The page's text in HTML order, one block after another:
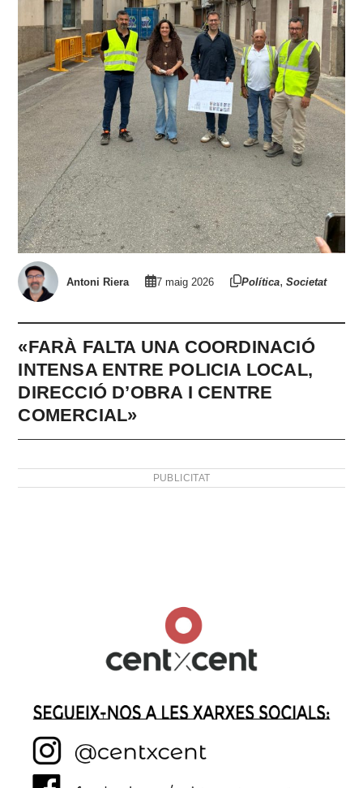
Antoni Riera 7 maig 2026 Política,Societat
«FARÀ FALTA UNA COORDINACIÓ
INTENSA ENTRE POLICIA LOCAL,
DIRECCIÓ D’OBRA I CENTRE
COMERCIAL»
PUBLICITAT